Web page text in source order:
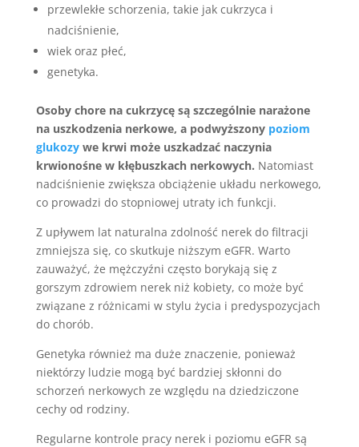
przewlekłe schorzenia, takie jak cukrzyca i
nadciśnienie,
wiek oraz płeć,
genetyka.
Osoby chore na cukrzycę są szczególnie narażone
na uszkodzenia nerkowe, a podwyższony poziom
glukozywe krwi może uszkadzać naczynia
krwionośne w kłębuszkach nerkowych. Natomiast
nadciśnienie zwiększa obciążenie układu nerkowego,
co prowadzi do stopniowej utraty ich funkcji.
Z upływem lat naturalna zdolność nerek do filtracji
zmniejsza się, co skutkuje niższym eGFR. Warto
zauważyć, że mężczyźni często borykają się z
gorszym zdrowiem nerek niż kobiety, co może być
związane z różnicami w stylu życia i predyspozycjach
do chorób.
Genetyka również ma duże znaczenie, ponieważ
niektórzy ludzie mogą być bardziej skłonni do
schorzeń nerkowych ze względu na dziedziczone
cechy od rodziny.
Regularne kontrole pracy nerek i poziomu eGFR są